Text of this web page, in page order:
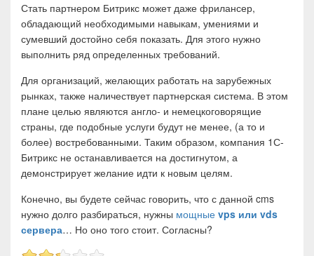
Стать партнером Битрикс может даже фрилансер,
обладающий необходимыми навыкам, умениями и
сумевший достойно себя показать. Для этого нужно
выполнить ряд определенных требований.
Для организаций, желающих работать на зарубежных
рынках, также наличествует партнерская система. В этом
плане целью являются англо- и немецкоговорящие
страны, где подобные услуги будут не менее, (а то и
более) востребованными. Таким образом, компания 1С-
Битрикс не останавливается на достигнутом, а
демонстрирует желание идти к новым целям.
Конечно, вы будете сейчас говорить, что с данной cms
нужно долго разбираться, нужны мощные vps или vds
сервера… Но оно того стоит. Согласны?